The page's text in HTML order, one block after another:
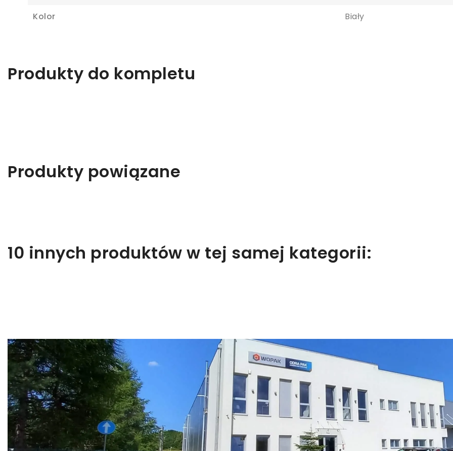
Kolor
Biały
Produkty do kompletu
Produkty powiązane
10 innych produktów w tej samej kategorii: